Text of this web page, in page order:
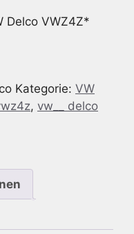
Delco VWZ4Z*
Kategorie: VW
, vw__ delco